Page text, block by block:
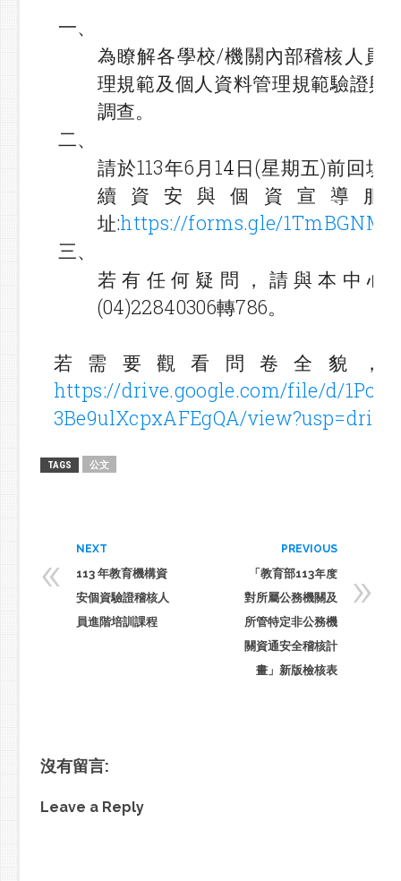
一、
為瞭解各學校/機關內部稽核人員
理規範及個人資料管理規範驗證與
調查。
二、
請於113年6月14日(星期五)前回填
續資安與個資宣導服
址:https://forms.gle/
三、
若有任何疑問，請與本中心
(04)22840306轉786。
若需要觀看問卷全貌，
https://drive.google.com/file/d/
3Be9ulXcpxAFEgQA/
TAGS 公文
« NEXT
113 年教育機構資
安個資驗證稽核人
員進階培訓課程
»
PREVIOUS
「教育部113年度
對所屬公務機關及
所管特定非公務機
關資通安全稽核計
畫」新版檢核表
沒有留言:
Leave a Reply